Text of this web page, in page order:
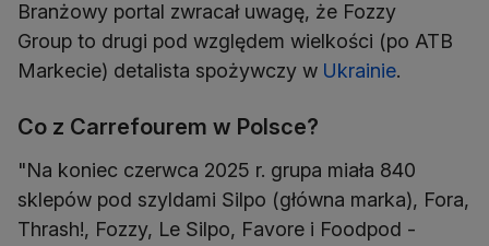
Branżowy portal zwracał uwagę, że Fozzy
Group to drugi pod względem wielkości (po ATB
Markecie) detalista spożywczy w Ukrainie.
Co z Carrefourem w Polsce?
"Na koniec czerwca 2025 r. grupa miała 840
sklepów pod szyldami Silpo (główna marka), Fora,
Thrash!, Fozzy, Le Silpo, Favore i Foodpod -